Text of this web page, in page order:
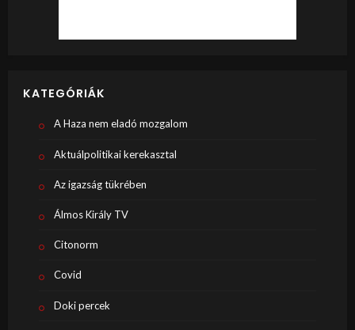
KATEGÓRIÁK
A Haza nem eladó mozgalom
Aktuálpolitikai kerekasztal
Az igazság tükrében
Álmos Király TV
Citonorm
Covid
Doki percek